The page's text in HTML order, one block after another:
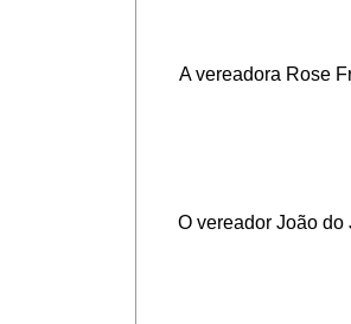
A vereadora Rose
O vereador João do